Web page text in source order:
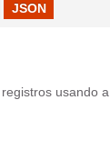
JSON
usando a